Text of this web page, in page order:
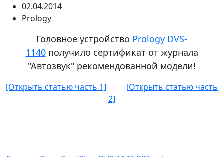
02.04.2014
Prology
Головное устройство Prology DVS-
1140получило сертификат от журнала
"Автозвук" рекомендованной модели!
[Открыть статью часть 1]
[Открыть статью часть
2]